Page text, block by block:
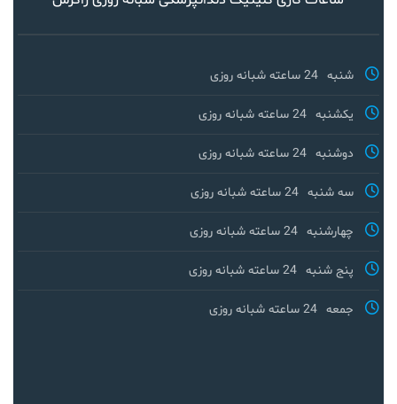
شنبه 24 ساعته شبانه روزی
یکشنبه 24 ساعته شبانه روزی
دوشنبه 24 ساعته شبانه روزی
سه شنبه 24 ساعته شبانه روزی
چهارشنبه 24 ساعته شبانه روزی
پنج شنبه 24 ساعته شبانه روزی
جمعه 24 ساعته شبانه روزی